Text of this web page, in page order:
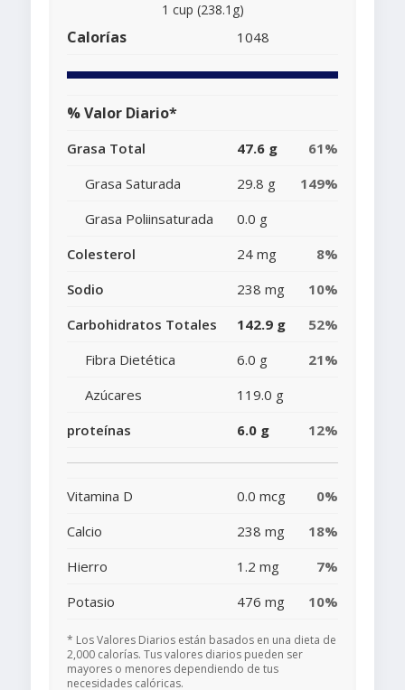
1 cup (238.1g)
Calorías 1048
% Valor Diario*
Grasa Total 47.6 g
61%
Grasa Saturada
29.8 g
149%
Grasa Poliinsaturada
0.0 g
Colesterol
24 mg
8%
Sodio
238 mg
10%
Carbohidratos Totales
142.9 g
52%
Fibra Dietética
6.0 g
21%
Azúcares
119.0 g
proteínas
6.0 g 12%
Vitamina D 0.0 mcg
0%
Calcio
238 mg
18%
Hierro
1.2 mg
7%
Potasio
476 mg 10%
* Los Valores Diarios están basados en una dieta de
2,000 calorías. Tus valores diarios pueden ser
mayores o menores dependiendo de tus
necesidades calóricas.